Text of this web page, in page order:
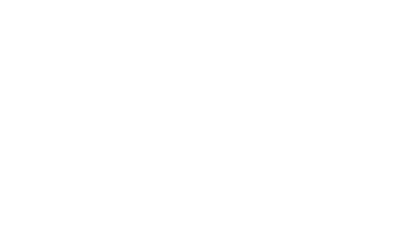
나 기타 심각한 질환이 있는 사람에게는 권장하지 않